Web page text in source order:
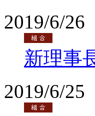
2019/6/26
新理事
2019/6/25